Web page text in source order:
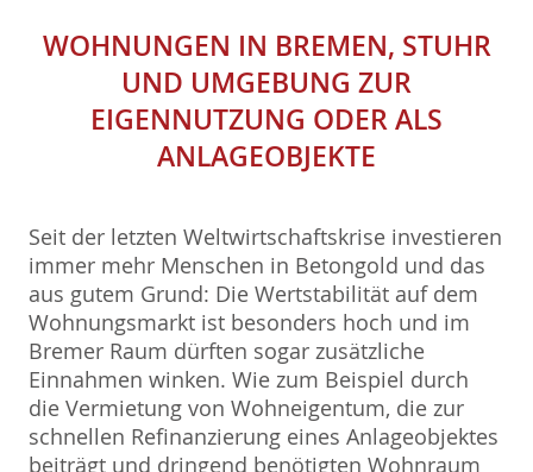
WOHNUNGEN IN BREMEN, STUHR
UND UMGEBUNG ZUR
EIGENNUTZUNG ODER ALS
ANLAGEOBJEKTE
Seit der letzten Weltwirtschaftskrise investieren
immer mehr Menschen in Betongold und das
aus gutem Grund: Die Wertstabilität auf dem
Wohnungsmarkt ist besonders hoch und im
Bremer Raum dürften sogar zusätzliche
Einnahmen winken. Wie zum Beispiel durch
die Vermietung von Wohneigentum, die zur
schnellen Refinanzierung eines Anlageobjektes
beiträgt und dringend benötigten Wohnraum